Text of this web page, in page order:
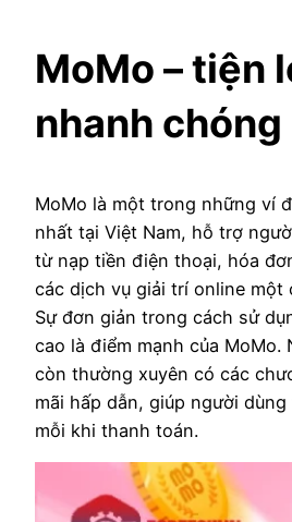
MoMo – tiện
nhanh chóng
MoMo là một trong những ví
nhất tại Việt Nam, hỗ trợ
từ nạp tiền điện thoại, hóa
các dịch vụ giải trí online một
Sự đơn giản trong cách sử
cao là điểm mạnh của MoMo.
còn thường xuyên có các
mãi hấp dẫn, giúp người
mỗi khi thanh toán.